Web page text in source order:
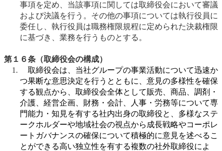
事項を定め、当該事項に関しては取締役会において審議
および決議を行う。その他の事項については執行役員に
委任し、執行役員は職務権限規程に定められた決裁権限
に基づき、業務を行うものとする。
第１６条（取締役会の構成）
取締役会は、当社グループの事業活動について迅速か
つ果断な意思決定を行うとともに、意見の多様性を確保
する観点から、取締役会全体として販売、商品、調剤・
介護、経営企画、財務・会計、人事・労務等について専
門能力・知見を有する社内出身の取締役と、多様なステ
ークホルダーや地域社会の視点から成長戦略やコーポレ
ートガバナンスの確保について積極的に意見を述べるこ
とができる高い独立性を有する複数の社外取締役によ